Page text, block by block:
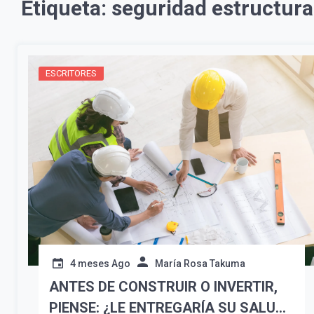
Etiqueta: seguridad
ESCRITORES
4 meses Ago María Rosa Takuma
ANTES DE CONSTRUIR O INVERTIR,
PIENSE: ¿LE ENTREGARÍA SU SALUD